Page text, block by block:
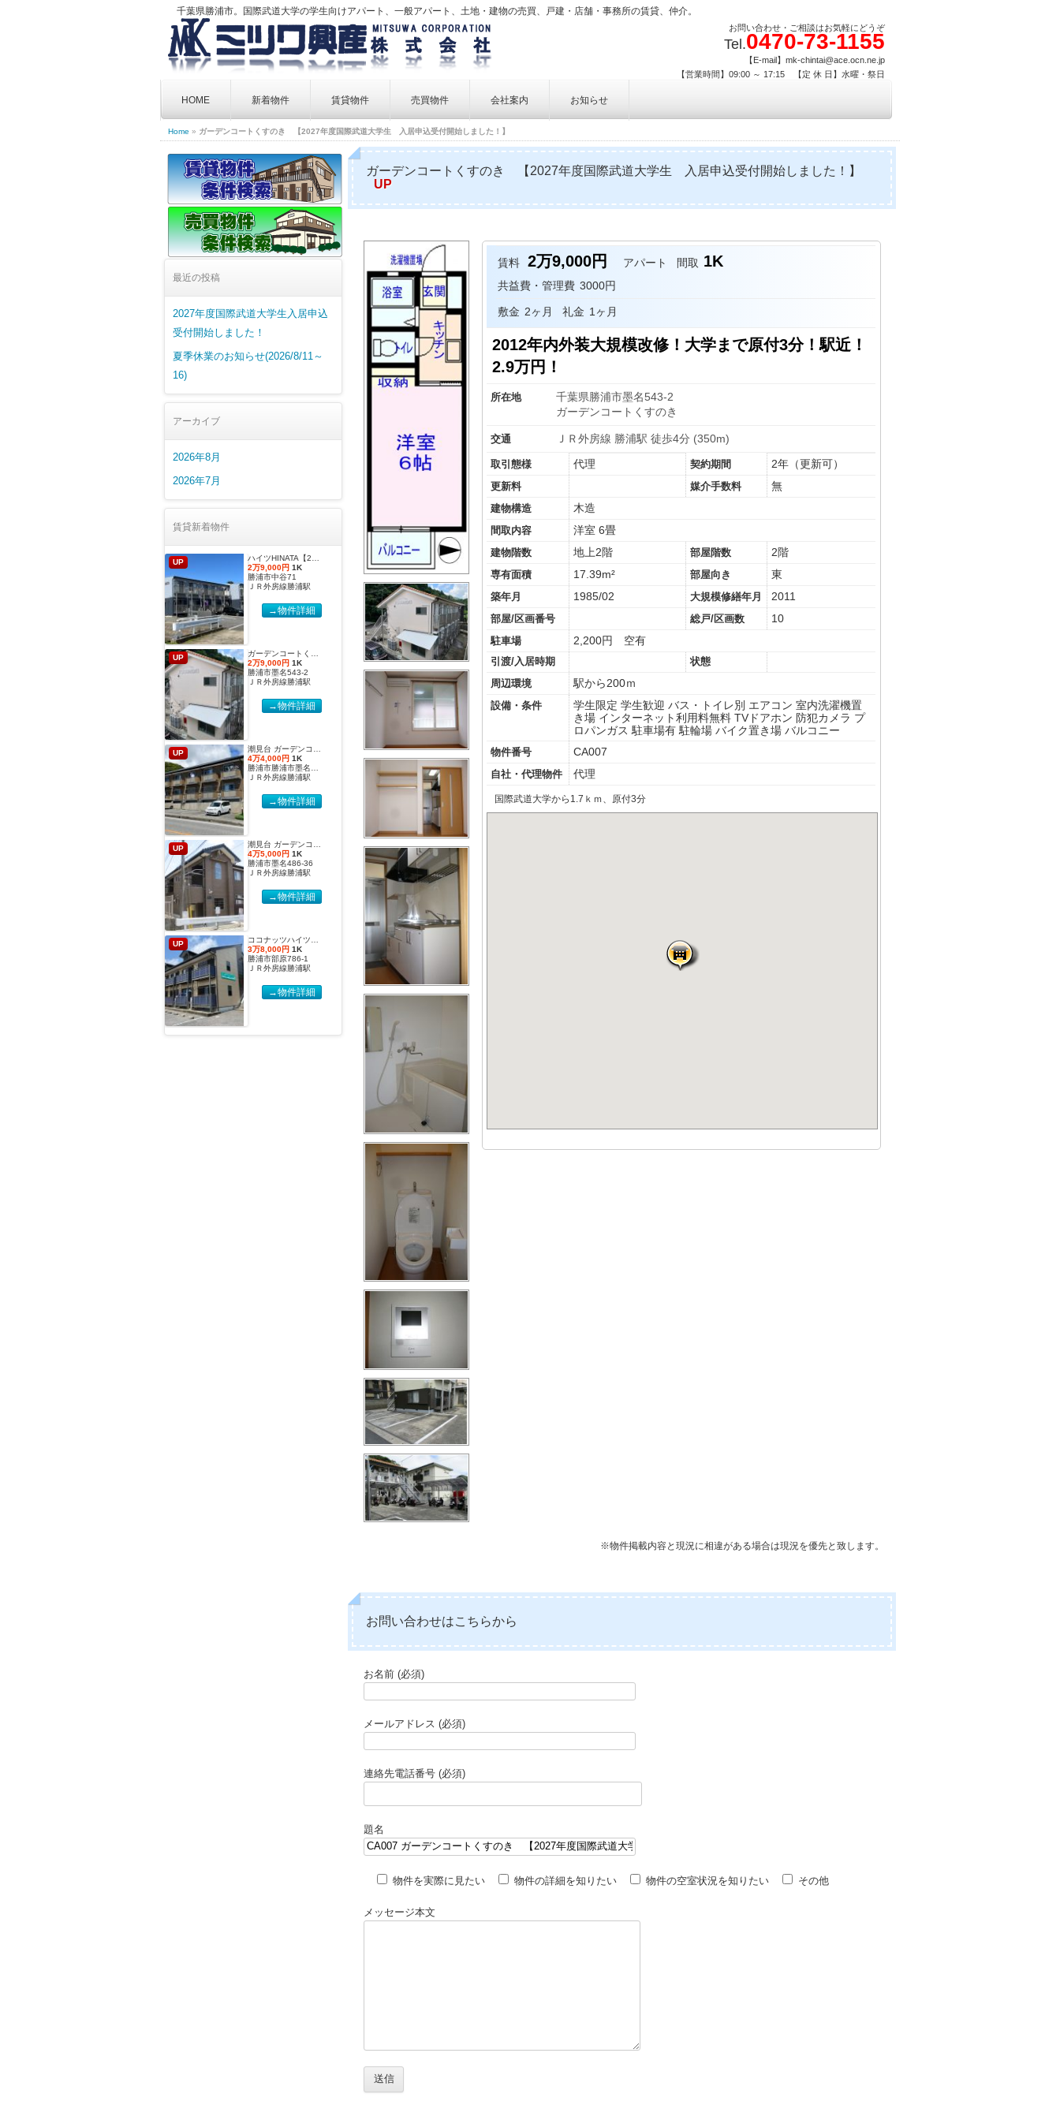
千葉県勝浦市。国際武道大学の学生向けアパート、一般アパート、土地・建物の売買、戸建・店舗・事務所の賃貸、仲介。
お問い合わせ・ご相談はお気軽にどうぞ
Tel.0470-73-1155
【E-mail】mk-chintai@ace.ocn.ne.jp
【営業時間】09:00 ～ 17:15 【定 休 日】水曜・祭日
contentHOME 新着物件 賃貸物件
賃貸物件一覧
賃貸物件検索
売買物件
売買物件一覧
売買物件検索
会社案内
個人情報保護方針
アクセス
お知らせ
Home » ガーデンコートくすのき 【2027年度国際武道大学生 入居申込受付開始しました！】
ガーデンコートくすのき 【2027年度国際武道大学生 入居申込受付開始しました！】
UP
賃料 2万9,000円 アパート 間取 1K
共益費・管理費 3000円
敷金 2ヶ月 礼金 1ヶ月
2012年内外装大規模改修！大学まで原付3分！駅近！
2.9万円！
所在地
千葉県勝浦市墨名543-2
ガーデンコートくすのき
交通 ＪＲ外房線 勝浦駅 徒歩4分 (350m)
取引態様 代理 契約期間 2年（更新可）
更新料 媒介手数料 無
建物構造 木造
間取内容 洋室 6畳
建物階数 地上2階 部屋階数 2階
専有面積 17.39m² 部屋向き 東
築年月 1985/02 大規模修繕年月 2011
部屋/区画番号 総戸/区画数 10
駐車場 2,200円 空有
引渡/入居時期
状態
周辺環境
駅から200ｍ
設備・条件 学生限定 学生歓迎 バス・トイレ別 エアコン 室内洗濯機置
き場 インターネット利用料無料 TVドアホン 防犯カメラ プ
ロパンガス 駐車場有 駐輪場 バイク置き場 バルコニー
物件番号 CA007
自社・代理物件 代理
国際武道大学から1.7ｋｍ、原付3分
※物件掲載内容と現況に相違がある場合は現況を優先と致します。
お問い合わせはこちらから
お名前 (必須)
メールアドレス (必須)
連絡先電話番号 (必須)
題名
物件を実際に見たい 物件の詳細を知りたい 物件の空室状況を知りたい その他
メッセージ本文
最近の投稿
2027年度国際武道大学生入居申込
受付開始しました！
夏季休業のお知らせ(2026/8/11～
16)
アーカイブ
2026年8月
2026年7月
賃貸新着物件
UP
ハイツHINATA【2027年度国際武道大学生 入居申込受付開始しました！】
2万9,000円 1K
勝浦市中谷71
ＪＲ外房線勝浦駅
→物件詳細
UP
ガーデンコートくすのき 【2027年度国際武道大学生 入居申込受付開始しました！】
2万9,000円 1K
勝浦市墨名543-2
ＪＲ外房線勝浦駅
→物件詳細
UP
潮見台 ガーデンコート２【2027年度国際武道大学生 入居申込受付開始しました！】
4万4,000円 1K
勝浦市勝浦市墨名486-32
ＪＲ外房線勝浦駅
→物件詳細
UP
潮見台 ガーデンコート【2027年度国際武道大学生 入居申込受付開始しました！】
4万5,000円 1K
勝浦市墨名486-36
ＪＲ外房線勝浦駅
→物件詳細
UP
ココナッツハイツ６【2027年度国際武道大学生 入居申込受付開始しました！】
3万8,000円 1K
勝浦市部原786-1
ＪＲ外房線勝浦駅
→物件詳細